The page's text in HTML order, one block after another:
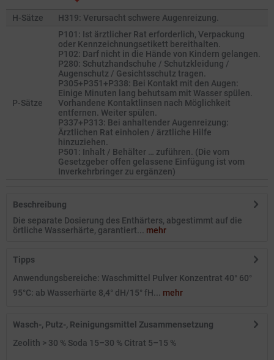
H-Sätze H319: Verursacht schwere Augenreizung.
P-Sätze
P101: Ist ärztlicher Rat erforderlich, Verpackung
oder Kennzeichnungsetikett bereithalten.
P102: Darf nicht in die Hände von Kindern gelangen.
P280: Schutzhandschuhe / Schutzkleidung /
Augenschutz / Gesichtsschutz tragen.
P305+P351+P338: Bei Kontakt mit den Augen:
Einige Minuten lang behutsam mit Wasser spülen.
Vorhandene Kontaktlinsen nach Möglichkeit
entfernen. Weiter spülen.
P337+P313: Bei anhaltender Augenreizung:
Ärztlichen Rat einholen / ärztliche Hilfe
hinzuziehen.
P501: Inhalt / Behälter … zuführen. (Die vom
Gesetzgeber offen gelassene Einfügung ist vom
Inverkehrbringer zu ergänzen)
Beschreibung
Die separate Dosierung des Enthärters, abgestimmt auf die
örtliche Wasserhärte, garantiert... mehr
Tipps
Anwendungsbereiche: Waschmittel Pulver Konzentrat 40° 60°
95°C: ab Wasserhärte 8,4° dH/15° fH... mehr
Wasch-, Putz-, Reinigungsmittel Zusammensetzung
Zeolith > 30 % Soda 15–30 % Citrat 5–15 %